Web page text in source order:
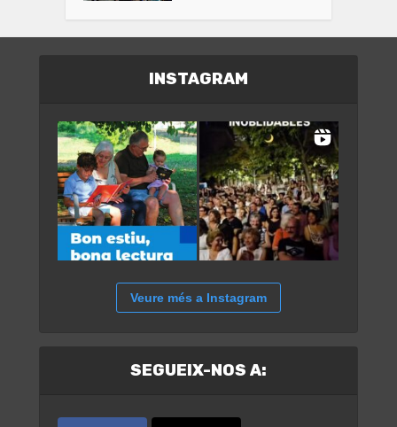
INSTAGRAM
Veure més a Instagram
SEGUEIX-NOS A: